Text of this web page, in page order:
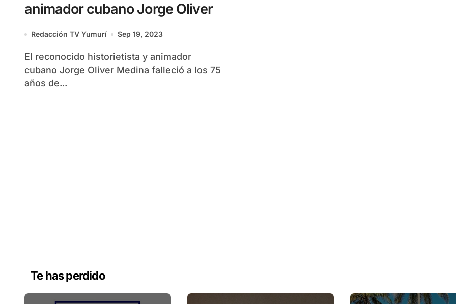
animador cubano Jorge Oliver
Redacción TV Yumurí Sep 19, 2023
El reconocido historietista y animador
cubano Jorge Oliver Medina falleció a los 75
años de...
Te has perdido